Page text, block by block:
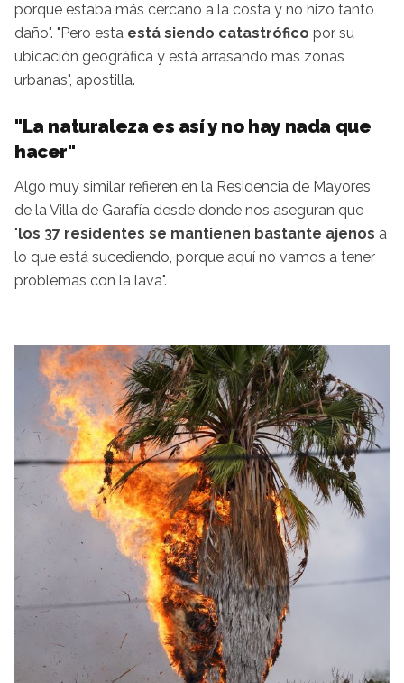
porque estaba más cercano a la costa y no hizo tanto
daño". "Pero esta está siendo catastrófico por su
ubicación geográfica y está arrasando más zonas
urbanas", apostilla.
"La naturaleza es así y no hay nada que
hacer"
Algo muy similar refieren en la Residencia de Mayores
de la Villa de Garafía desde donde nos aseguran que
"los 37 residentes se mantienen bastante ajenos a
lo que está sucediendo, porque aquí no vamos a tener
problemas con la lava".